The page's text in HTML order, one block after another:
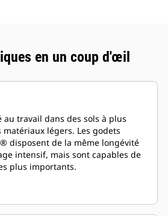
en un coup d'œil
au travail dans des sols à plus
légers. Les godets
disposent de la même longévité
intensif, mais sont capables de
plus importants.